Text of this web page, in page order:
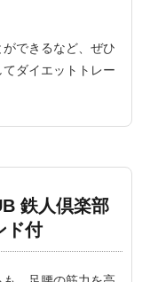
できるなど、ぜひ
ダイエットトレー
鉄人倶楽部
ド付